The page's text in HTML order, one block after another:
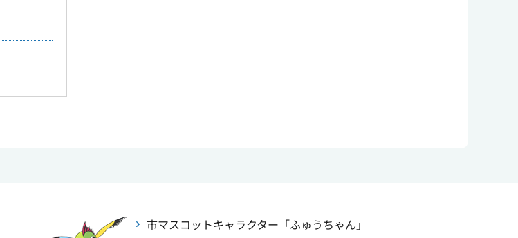
市マスコットキャラクター 「ふゅうちゃん」